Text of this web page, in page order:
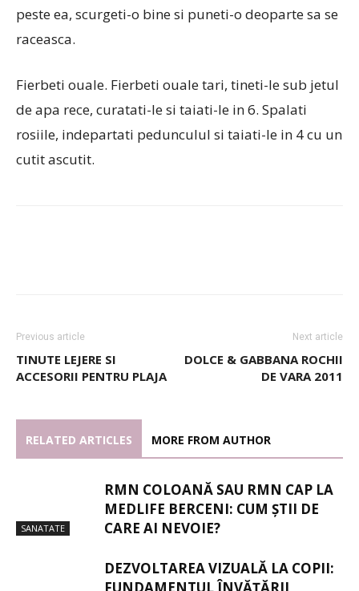
peste ea, scurgeti-o bine si puneti-o deoparte sa se
raceasca.
Fierbeti ouale. Fierbeti ouale tari, tineti-le sub jetul
de apa rece, curatati-le si taiati-le in 6. Spalati
rosiile, indepartati pedunculul si taiati-le in 4 cu un
cutit ascutit.
Previous article
TINUTE LEJERE SI
ACCESORII PENTRU PLAJA
Next article
DOLCE & GABBANA ROCHII
DE VARA 2011
RELATED ARTICLES MORE FROM AUTHOR
SANATATE
RMN COLOANĂ SAU RMN CAP LA
MEDLIFE BERCENI: CUM ȘTII DE
CARE AI NEVOIE?
DEZVOLTAREA VIZUALĂ LA COPII: